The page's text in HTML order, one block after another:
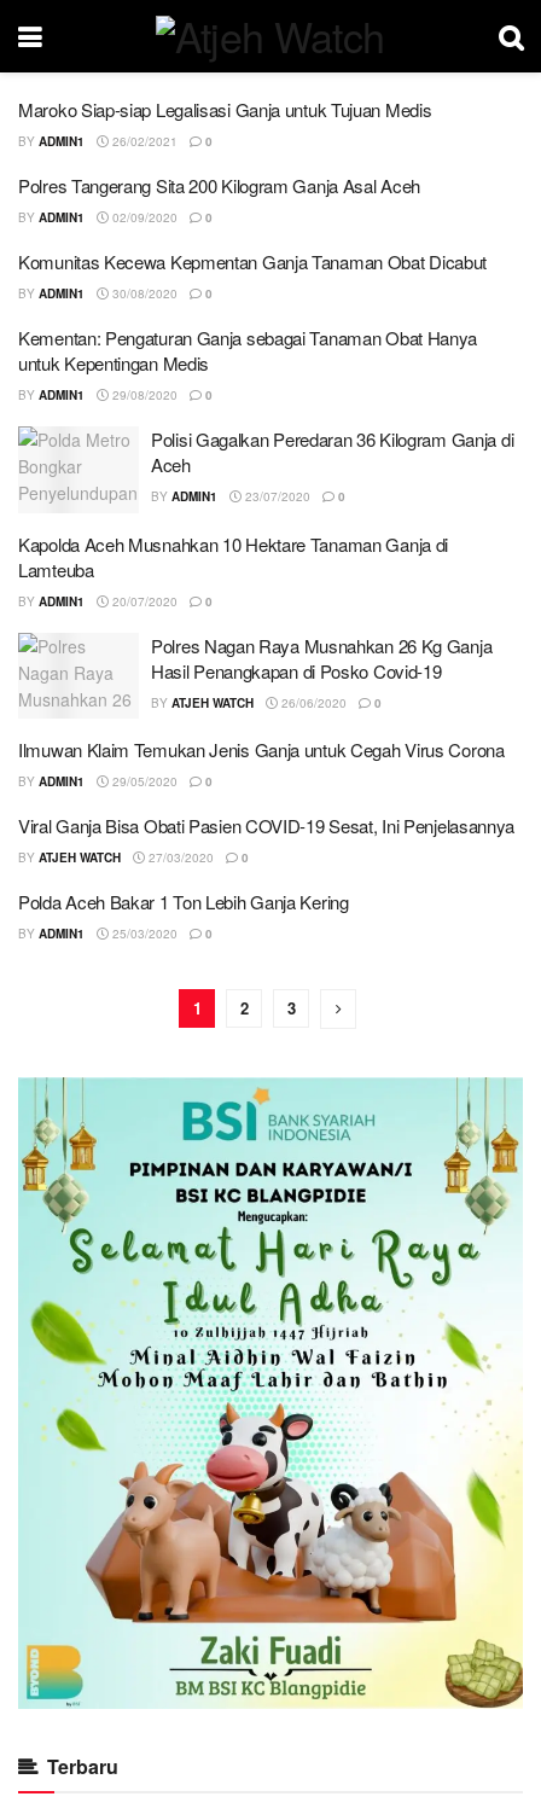
Maroko Siap-siap Legalisasi Ganja untuk Tujuan Medis
BY ADMIN1 26/02/2021 0
Polres Tangerang Sita 200 Kilogram Ganja Asal Aceh
BY ADMIN1 02/09/2020 0
Komunitas Kecewa Kepmentan Ganja Tanaman Obat Dicabut
BY ADMIN1 30/08/2020 0
Kementan: Pengaturan Ganja sebagai Tanaman Obat Hanya
untuk Kepentingan Medis
BY ADMIN1 29/08/2020 0
Polisi Gagalkan Peredaran 36 Kilogram Ganja di
Aceh
BY ADMIN1 23/07/2020 0
Kapolda Aceh Musnahkan 10 Hektare Tanaman Ganja di
Lamteuba
BY ADMIN1 20/07/2020 0
Polres Nagan Raya Musnahkan 26 Kg Ganja
Hasil Penangkapan di Posko Covid-19
BY ATJEH WATCH 26/06/2020 0
Ilmuwan Klaim Temukan Jenis Ganja untuk Cegah Virus Corona
BY ADMIN1 29/05/2020 0
Viral Ganja Bisa Obati Pasien COVID-19 Sesat, Ini Penjelasannya
BY ATJEH WATCH 27/03/2020 0
Polda Aceh Bakar 1 Ton Lebih Ganja Kering
BY ADMIN1 25/03/2020 0
1 2 3
Terbaru